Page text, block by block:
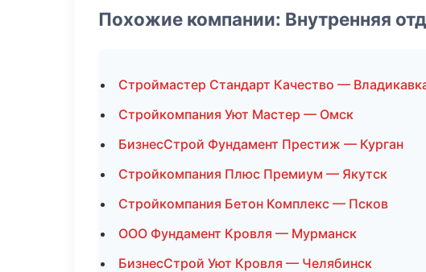
Похожие компании: Внутренняя
Строймастер Стандарт Качество —
Стройкомпания Уют Мастер — Омск
БизнесСтрой Фундамент Престиж — Курган
Стройкомпания Плюс Премиум — Якутск
Стройкомпания Бетон Комплекс — Псков
ООО Фундамент Кровля — Мурманск
БизнесСтрой Уют Кровля — Челябинск